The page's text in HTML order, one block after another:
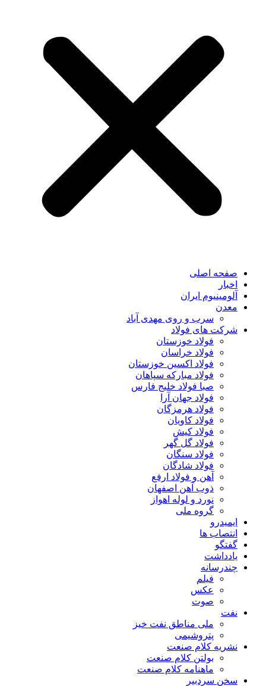
صفحه اصلی
اخبار
آلومینیوم ایران
معدن
سرب و روی مهدی آباد
شرکت های فولاد
فولاد خوزستان
فولاد خراسان
فولاد اکسین خوزستان
فولاد مبارکه سپاهان
صبا فولاد خلیج فارس
فولاد جهان آرا
فولاد هرمزگان
فولاد کاویان
فولاد کیش
فولاد گل گهر
فولاد سنگان
فولاد شادگان
آهن و فولاد ارفع
ذوب آهن اصفهان
نورد و لوله اهواز
گروه ملی
ایمیدرو
انتصاب ها
گفتگو
یادداشت
چندرسانه
فیلم
عکس
صوت
نفت
ملی مناطق نفت خیز
پتروشیمی
نشریه کلام صنعت
بولتن کلام صنعت
ماهنامه کلام صنعت
سخن سردبیر